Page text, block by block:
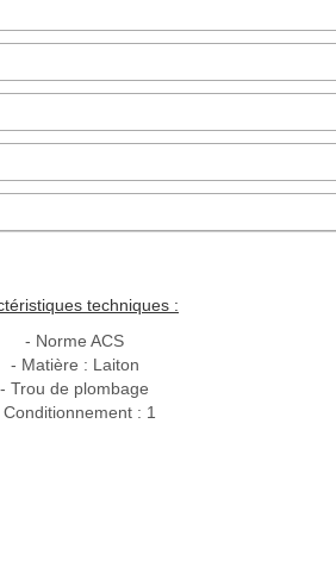
techniques :
- Norme ACS
- Matière : Laiton
- Trou de plombage
Conditionnement : 1